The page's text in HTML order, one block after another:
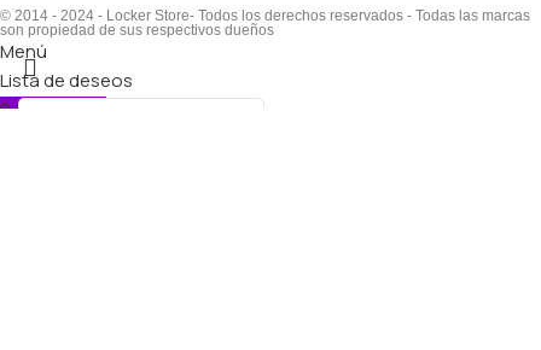
© 2014 - 2024 - Locker Store- Todos los derechos reservados - Todas las marcas
son propiedad de sus respectivos dueños
Menú
Lista de deseos
0elementos